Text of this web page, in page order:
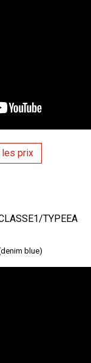
les prix
TYPEEA
blue)